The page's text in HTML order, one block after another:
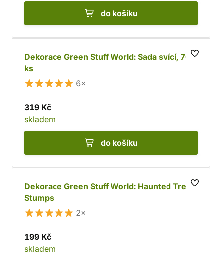
do košíku
Dekorace Green Stuff World: Sada svící, 70
ks
6×
319 Kč
skladem
do košíku
Dekorace Green Stuff World: Haunted Tree
Stumps
2×
199 Kč
skladem